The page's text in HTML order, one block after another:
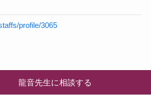
profile/3065
龍音先生に相談する